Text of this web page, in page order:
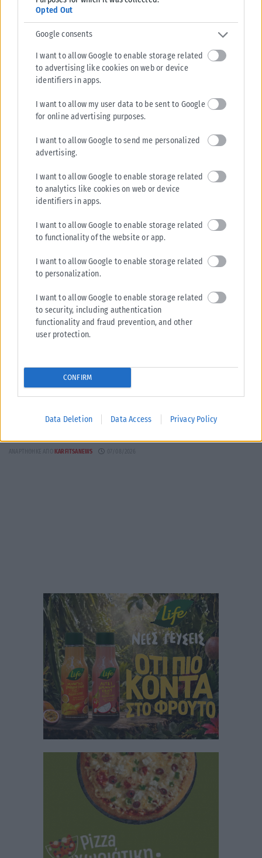
Opted Out
Google consents
I want to allow Google to enable storage related
to advertising like cookies on web or device
identifiers in apps.
I want to allow my user data to be sent to Google
for online advertising purposes.
I want to allow Google to send me personalized
advertising.
I want to allow Google to enable storage related
to analytics like cookies on web or device
identifiers in apps.
I want to allow Google to enable storage related
to functionality of the website or app.
I want to allow Google to enable storage related
to personalization.
I want to allow Google to enable storage related
to security, including authentication
functionality and fraud prevention, and other
user protection.
CONFIRM
Data Deletion Data Access Privacy Policy
ΔΙΕΘΝΉ
Πακιστάν δεν αφορά πυρηνικές φιλοδοξίες
Σαουδάραβας αξιωματούχος διαβεβαίωσε ότι η αμυντική συμφωνία με
Τουρκία και Πακιστάν δεν συνδέεται με πυρηνικές φιλοδοξίες ούτε
απειλεί χώρες της...
Καλαφάτης: «Έχουμε δημιουργήσει 20.000 νέες θέσεις
εργασίας υψηλής εξειδίκευσης τα τελευταία επτά χρόνια στη
του brain drain μίλησε ο Σταύρος Καλαφάτης, επικαλούμενος στοιχεία
ΑΝΑΡΤΉΘΗΚΕ ΑΠΌ KARFITSANEWS